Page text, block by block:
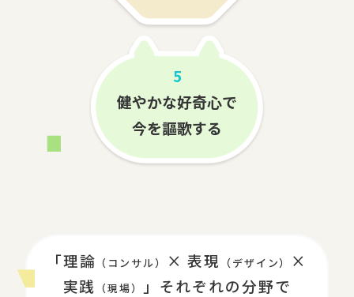
5
健やかな好奇心で
今を謳歌する
「理論 （コンサル） × 表現 （デザイン）
×
実践 （現場）
」それぞれの分野で